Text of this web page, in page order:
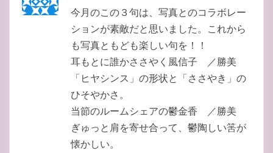
今月のこの３句は、写真とのコラボレー
ションが素敵だと思いました。これから
も写真ともども楽しい句を！！
耳もとに誰かささやく風信子 ／勝美
「ヒヤシンス」の形状と「ささやき」の
ひそやかさ。
当節のルームシェアの鬱金香 ／勝美
ぎゅっと肩を寄せ合って、鬱陶しい筈が
懐かしい。